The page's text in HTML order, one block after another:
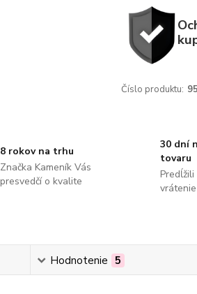
Číslo produktu:
8 rokov na trhu
Značka Kameník Vás
presvedčí o kvalite
30 dní
tovaru
Hodnotenie 5